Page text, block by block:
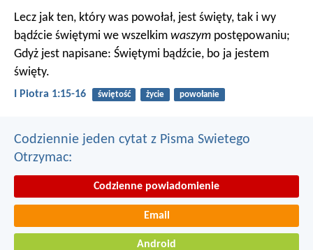
Lecz jak ten, który was powołał, jest święty, tak i wy
bądźcie świętymi we wszelkim waszym postępowaniu;
Gdyż jest napisane: Świętymi bądźcie, bo ja jestem
święty.
I Piotra 1:15-16 świętość życie powołanie
Codziennie jeden cytat z Pisma Swietego
Otrzymac:
Codzienne powiadomienie
Email
Android